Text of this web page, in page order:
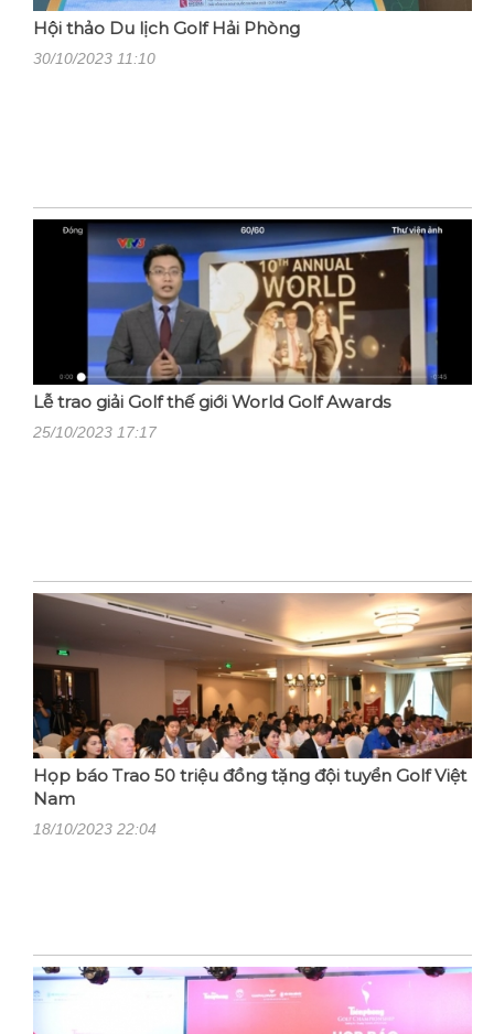
Hội thảo Du lịch Golf Hải Phòng
30/10/2023 11:10
Lễ trao giải Golf thế giới World Golf Awards
25/10/2023 17:17
Họp báo Trao 50 triệu đồng tặng đội tuyển Golf Việt
Nam
18/10/2023 22:04